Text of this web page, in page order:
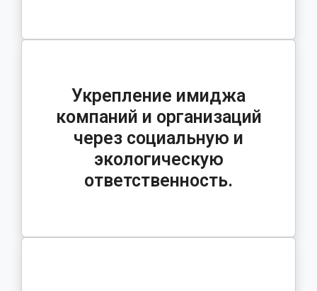
Укрепление имиджа
компаний и организаций
через социальную и
экологическую
ответственность.